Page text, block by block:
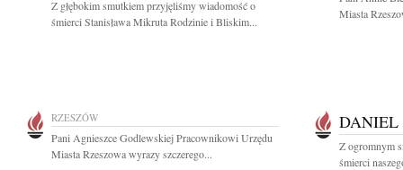
Z głębokim smutkiem przyjęliśmy wiadomość o
śmierci Stanisława Mikruta Rodzinie i Bliskim...
Miasta
RZESZÓW
Pani Agnieszce Godlewskiej Pracownikowi Urzędu
Miasta Rzeszowa wyrazy szczerego...
DANIEL
Z ogromnym
śmierci